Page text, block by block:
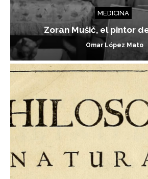
MEDICINA
Zoran Mušič, el pintor
Omar López Mato